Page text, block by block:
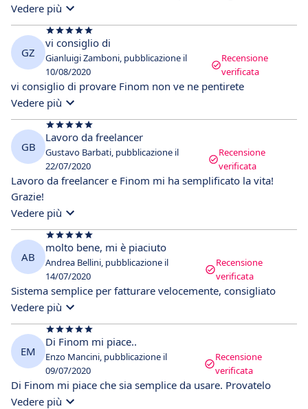
Vedere più
GZ
vi consiglio di
Gianluigi Zamboni, pubblicazione il
10/08/2020
Recensione
verificata
vi consiglio di provare Finom non ve ne pentirete
Vedere più
GB
Lavoro da freelancer
Gustavo Barbati, pubblicazione il
22/07/2020
Recensione
verificata
Lavoro da freelancer e Finom mi ha semplificato la vita!
Grazie!
Vedere più
AB
molto bene, mi è piaciuto
Andrea Bellini, pubblicazione il
14/07/2020
Recensione
verificata
Sistema semplice per fatturare velocemente, consigliato
Vedere più
EM
Di Finom mi piace..
Enzo Mancini, pubblicazione il
09/07/2020
Recensione
verificata
Di Finom mi piace che sia semplice da usare. Provatelo
Vedere più